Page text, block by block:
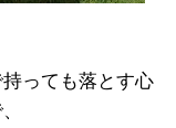
っても落とす心